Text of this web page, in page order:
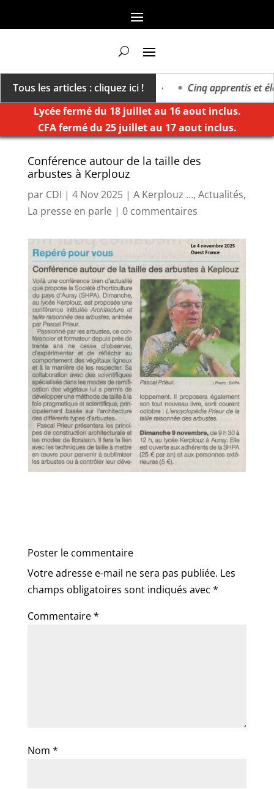
Tous les articles : cliquez ici !
vers un millésime des extrêmes »
Cinq apprentis et
Lycée fermé du 18 juillet au 16 aout inclus.
CFA fermé du 25 juillet au 17 aout inclus.
Conférence autour de la taille des
arbustes à Kerplouz
par CDI | 4 Nov 2025| A Kerplouz …, Actualités,
La presse en parle| 0 commentaires
Poster le commentaire
Votre adresse e-mail ne sera pas publiée. Les
champs obligatoires sont indiqués avec *
Commentaire*
Nom *